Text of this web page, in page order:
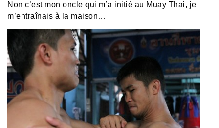
Non c’est mon oncle qui m’a initié au Muay Thai, je
m’entraînais à la maison…